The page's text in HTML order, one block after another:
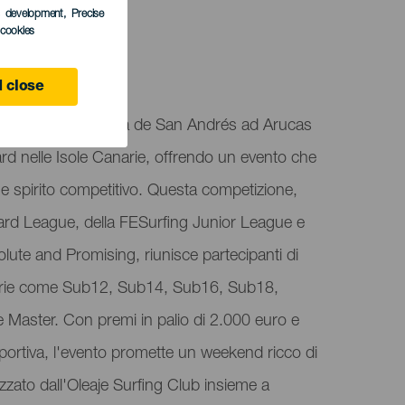
development, Precise
close
trasforma Playa de San Andrés ad Arucas
nelle Isole Canarie, offrendo un evento che
spirito competitivo. Questa competizione,
League, della FESurfing Junior League e
and Promising, riunisce partecipanti di
come Sub12, Sub14, Sub16, Sub18,
Master. Con premi in palio di 2.000 euro e
l'evento promette un weekend ricco di
dall'Oleaje Surfing Club insieme a